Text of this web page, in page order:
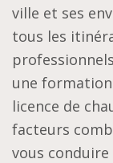
ville et ses
tous les
une
licence de
facteurs
vous